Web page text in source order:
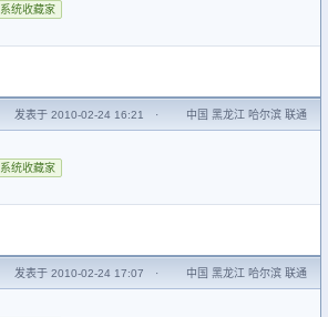
系统收藏家
发表于 2010-02-24 16:21 · 中国 黑龙江 哈尔滨 联通
系统收藏家
发表于 2010-02-24 17:07 · 中国 黑龙江 哈尔滨 联通